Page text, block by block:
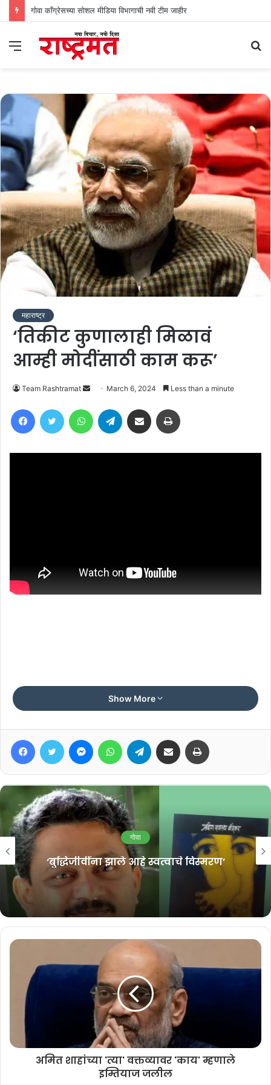
गोवा काँग्रेसच्या सोशल मीडिया विभागाची नवी टीम जाहीर
Menu
महाराष्ट्र
‘तिकीट कुणालाही मिळावं
आम्ही मोदींसाठी काम करू’
Team Rashtramat
Send
email
March 6, 2024 Less than a minute
FacebookTwitter WhatsAppTelegram Share via Email
Show More
FacebookTwitter MessengerWhatsAppTelegram Share via Email
महाराष्ट्र
शरद पवार ब्रीच कँडी रुग्णालयात दाखल
अमित शाहांच्या 'त्या' वक्तव्यावर 'काय' म्हणाले
इम्तियाज जलील